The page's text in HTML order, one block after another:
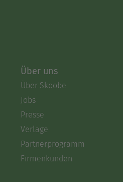
Über uns
Über Skoobe
Jobs
Presse
Verlage
Partnerprogramm
Firmenkunden